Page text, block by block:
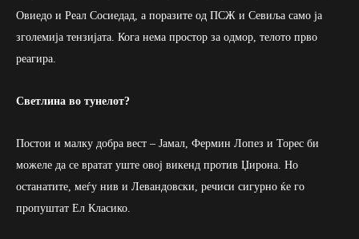
Овиедо и Реал Сосиедад, а поразите од ПСЖ и Севиља само ја
зголемија тензијата. Кога нема простор за одмор, телото прво
реагира.
Светлина во тунелот?
Постои и малку добра вест – Јамал, Фермин Лопез и Торес би
можеле да се вратат уште овој викенд против Џирона. Но
останатите, меѓу нив и Левандовски, речиси сигурно ќе го
пропуштат Ел Класико.